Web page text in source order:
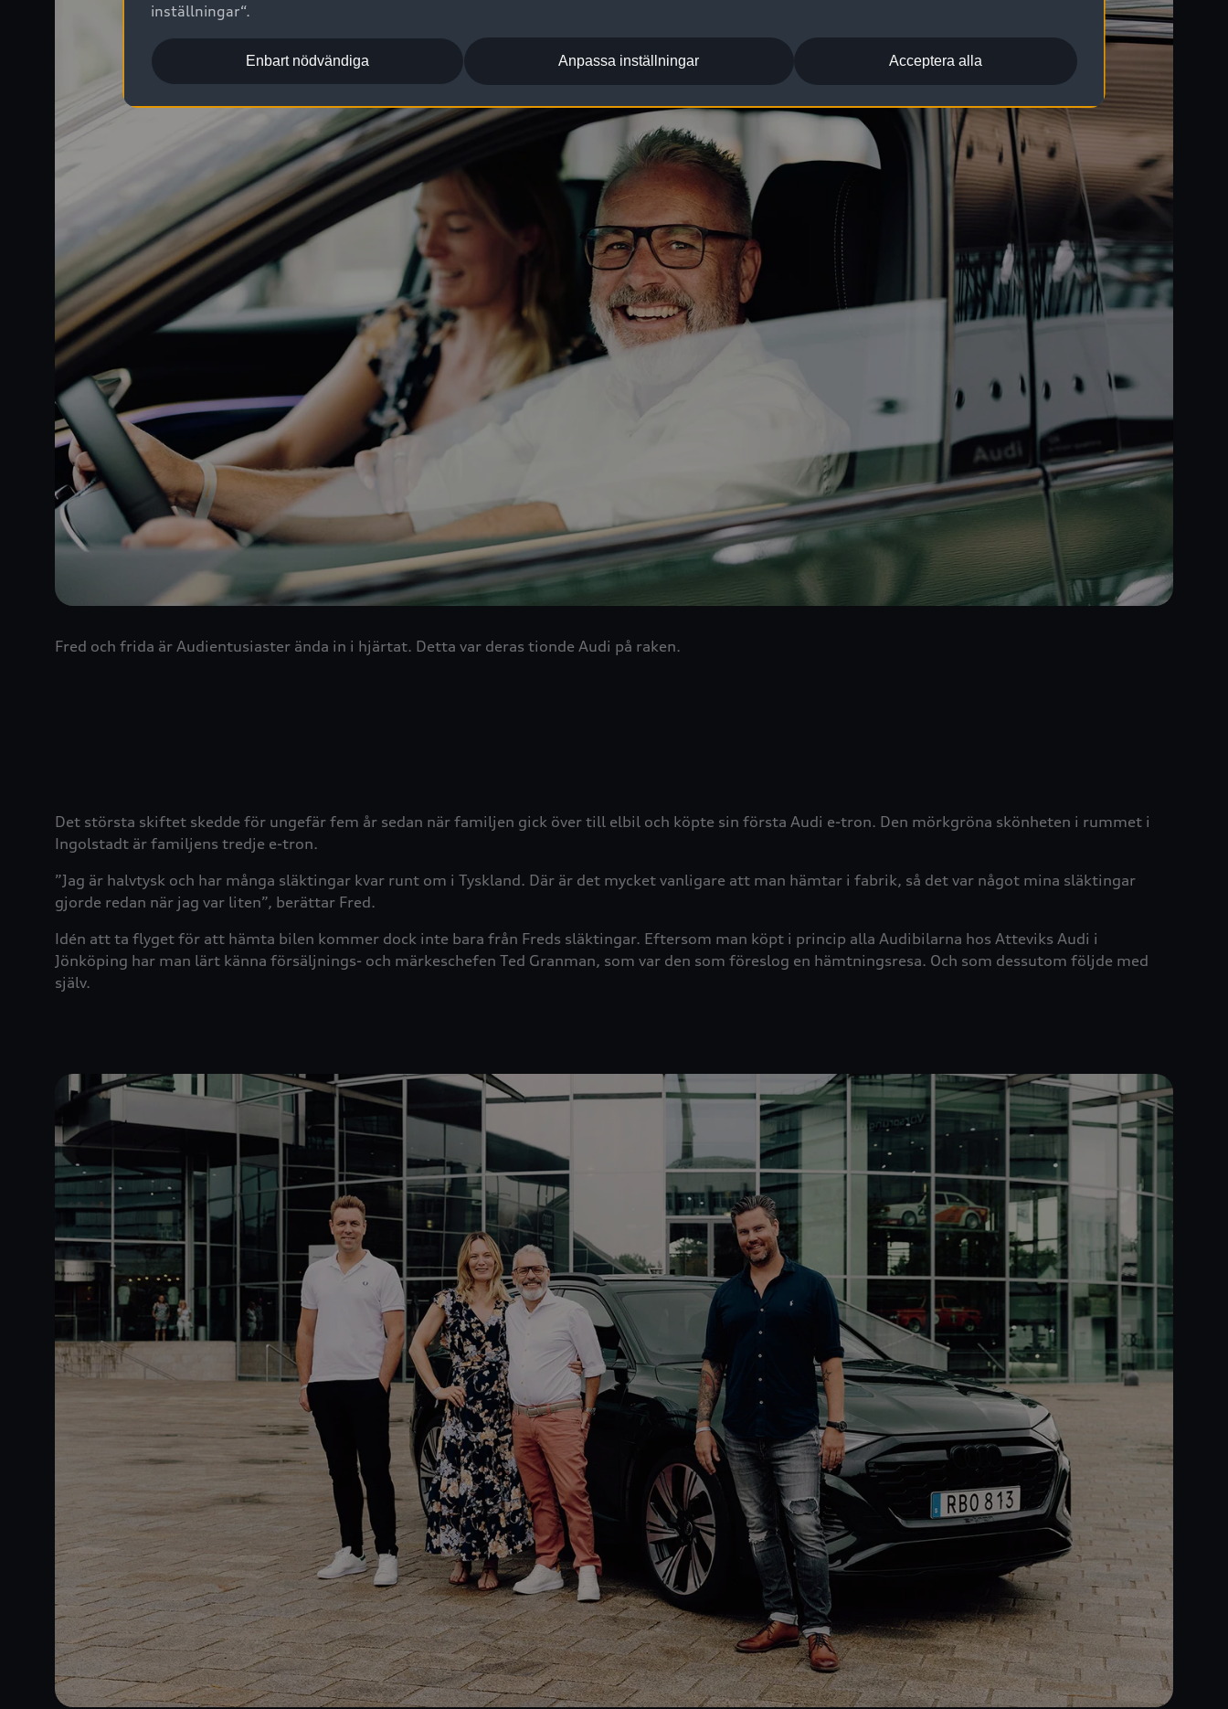
Fred och frida är Audientusiaster ända in i hjärtat. Detta var deras tionde Audi på raken.
Det största skiftet skedde för ungefär fem år sedan när familjen gick över till elbil och köpte sin första Audi e-tron. Den mörkgröna skönheten i rummet i
Ingolstadt är familjens tredje e-tron.
”Jag är halvtysk och har många släktingar kvar runt om i Tyskland. Där är det mycket vanligare att man hämtar i fabrik, så det var något mina släktingar
gjorde redan när jag var liten”, berättar Fred.
Idén att ta flyget för att hämta bilen kommer dock inte bara från Freds släktingar. Eftersom man köpt i princip alla Audibilarna hos Atteviks Audi i
Jönköping har man lärt känna försäljnings- och märkeschefen Ted Granman, som var den som föreslog en hämtningsresa. Och som dessutom följde med
själv.
inställningar“.
Acceptera alla
Enbart nödvändiga Anpassa inställningar